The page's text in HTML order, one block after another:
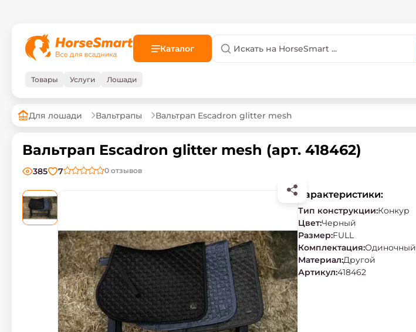
Каталог
Товары Услуги Лошади
Для лошади Вальтрапы Вальтрап Escadron glitter mesh
Вальтрап Escadron glitter mesh (арт. 418462)
385 7 0 отзывов
Характеристики:
Тип конструкции:Конкур
Цвет:Черный
Размер:FULL
Комплектация:Одиночный
Материал:Другой
Артикул:418462